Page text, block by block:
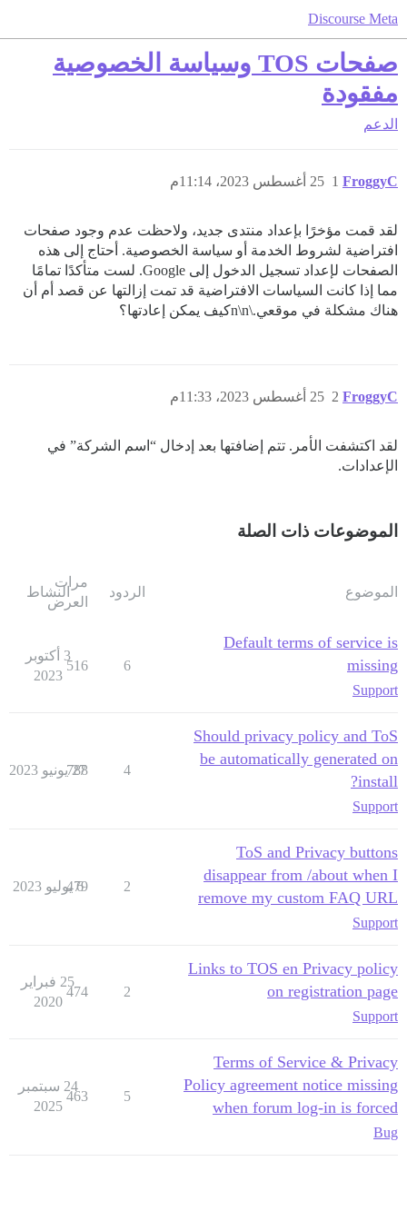
Discourse Meta
صفحات TOS وسياسة الخصوصية
مفقودة
الدعم
FroggyC 25 أغسطس 2023، 11:14م 1
لقد قمت مؤخرًا بإعداد منتدى جديد، ولاحظت عدم وجود صفحات
افتراضية لشروط الخدمة أو سياسة الخصوصية. أحتاج إلى هذه
الصفحات لإعداد تسجيل الدخول إلى Google. لست متأكدًا تمامًا
مما إذا كانت السياسات الافتراضية قد تمت إزالتها عن قصد أم أن
هناك مشكلة في موقعي.\n\nكيف يمكن إعادتها؟
FroggyC 25 أغسطس 2023، 11:33م 2
لقد اكتشفت الأمر. تتم إضافتها بعد إدخال “اسم الشركة” في
الإعدادات.
الموضوعات ذات الصلة
الموضوع الردود
مرات
العرض
النشاط
Default terms of service is
missing
Support
6
516
3 أكتوبر
2023
Should privacy policy and ToS
be automatically generated on
install?
Support
4
788
27 يونيو 2023
ToS and Privacy buttons
disappear from /about when I
remove my custom FAQ URL
Support
2
479
6 يوليو 2023
Links to TOS en Privacy policy
on registration page
Support
2
474
25 فبراير
2020
Terms of Service & Privacy
Policy agreement notice missing
when forum log-in is forced
Bug
5
463
24 سبتمبر
2025